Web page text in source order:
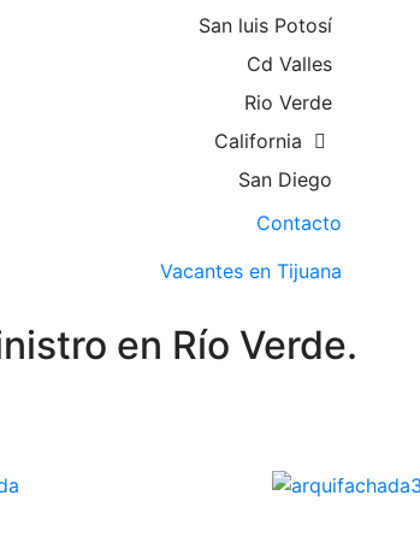
San luis Potosí
Cd Valles
Rio Verde
California
San Diego
Contacto
Vacantes en Tijuana
en Río Verde.